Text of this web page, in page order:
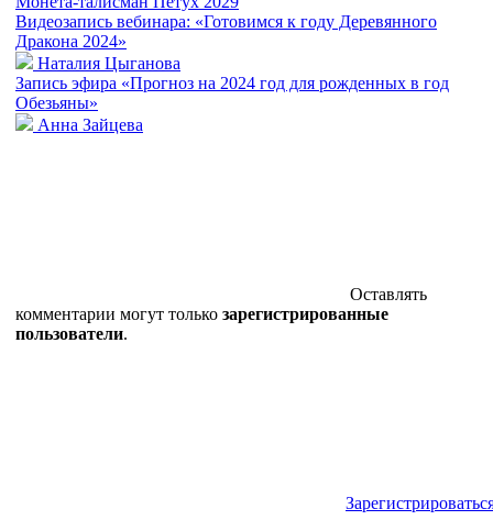
Видеозапись вебинара: «Готовимся к году Деревянного
Дракона 2024»
Наталия Цыганова
Запись эфира «Прогноз на 2024 год для рожденных в год
Обезьяны»
Анна Зайцева
Оставлять
комментарии могут только зарегистрированные
пользователи.